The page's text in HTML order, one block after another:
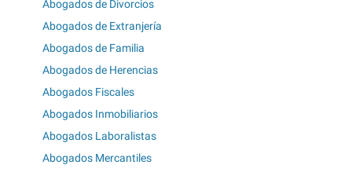
Abogados de Divorcios
Abogados de Extranjería
Abogados de Familia
Abogados de Herencias
Abogados Fiscales
Abogados Inmobiliarios
Abogados Laboralistas
Abogados Mercantiles